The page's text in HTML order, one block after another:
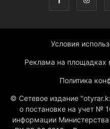
Условия
Реклама на площадках
Политика
© Сетевое издание
о постановке на учет №
информации